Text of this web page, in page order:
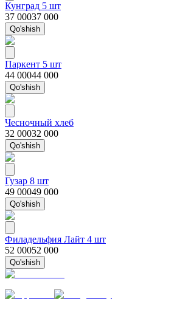
Кунград 5 шт
37 00037 000
Qo'shish
Паркент 5 шт
44 00044 000
Qo'shish
Чесночный хлеб
32 00032 000
Qo'shish
Гузар 8 шт
49 00049 000
Qo'shish
Филадельфия Лайт 4 шт
52 00052 000
Qo'shish